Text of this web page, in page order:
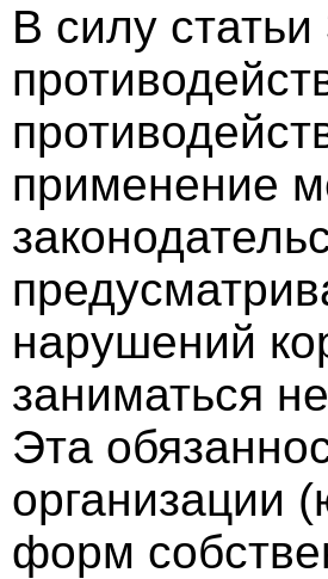
В силу
применение
нарушений
заниматься
Эта
организации
форм